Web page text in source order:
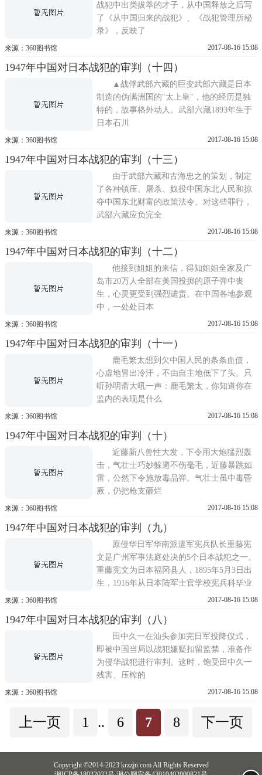
战犯中出类拔萃的才子，从中国释放之后写
了《从中国归来的战犯》、《战犯管理所秘
录》，反映了
来源：360图书馆 2017-08-16 15:08
1947年中国对日本战犯的审判（十四）
▲战俘武部六藏的巨变武部六藏是日本
制造的伪满洲国的"太上皇"，他的经历是独
特的，故事格外动人。武部六藏1893年生于
日本石川
来源：360图书馆 2017-08-16 15:08
1947年中国对日本战犯的审判（十三）
由于武部六藏和古海忠之的策划，制定
了各种镇压、屠杀、奴役中国东北人民和掠
夺中国东北财富的政策法令。对这些罪行，
武部六藏应负完全
来源：360图书馆 2017-08-16 15:08
1947年中国对日本战犯的审判（十二）
他接到姐姐的来信，得知姐姐全家及广
岛市20万人全部在美国投掷的原子弹中丧
生，心灵更受到强烈谴责。在中国各地参观
中，一处处日本
来源：360图书馆 2017-08-16 15:08
1947年中国对日本战犯的审判（十一）
鹿毛繁太想到欠中国人民的条条血债，
心虚地冒出冷汗，不由自主地低下了头。只
听孙明斋大吼一声：鹿毛繁太，你知道你在
监内的表现是什么
来源：360图书馆 2017-08-16 15:08
1947年中国对日本战犯的审判（十）
近藤新八兽性大发，下令用大炮猛烈轰
击，气壮士巧妙躲避不伤毫毛，近藤暴跳如
雷，公然下令施放毒品弹。气壮士虽中毒昏
厥，仍把枪支砸烂
来源：360图书馆 2017-08-16 15:08
1947年中国对日本战犯的审判（九）
原侵华日军华南派遣军宪兵队长重藤宪
文是广州军事法庭处决的5个日本战犯之一。
重藤宪文为日本福冈县人，1895年5月3日出
生，1916年从日本陆军士官学校宪兵科毕业
后，就开始了罪恶的侵华宪兵生涯。
来源：360图书馆 2017-08-16 15:08
1947年中国对日本战犯的审判（八）
田中久一在汕头参加完日军投降仪式，
即被中国当局以战犯嫌疑扣留监禁，准备作
为侵华战犯进行审判。这时，饱受田中久一
残害、压榨的
来源：360图书馆 2017-08-16 15:08
上一页 1 .. 6 7 8 下一页
Copyright ©2014-2023 krzzjn.com All Rights Reserved